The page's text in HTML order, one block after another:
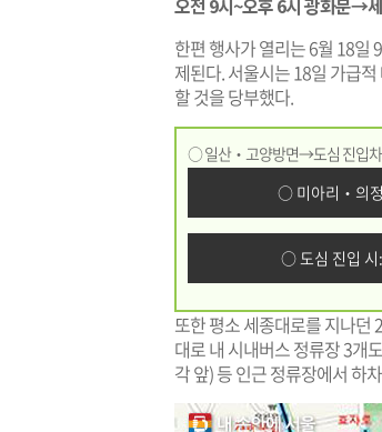
오전 9시~오후 6시 광화문→
한편 행사가 열리는 6월 18
제된다. 서울시는 18일 가급
할 것을 당부했다.
○ 일산‧고양방면→도심 진입차
○ 미아리‧의정
○ 도심 진입 시
또한 평소 세종대로를 지나
대로 내 시내버스 정류장 3개
각 앞) 등 인근 정류장에서 하